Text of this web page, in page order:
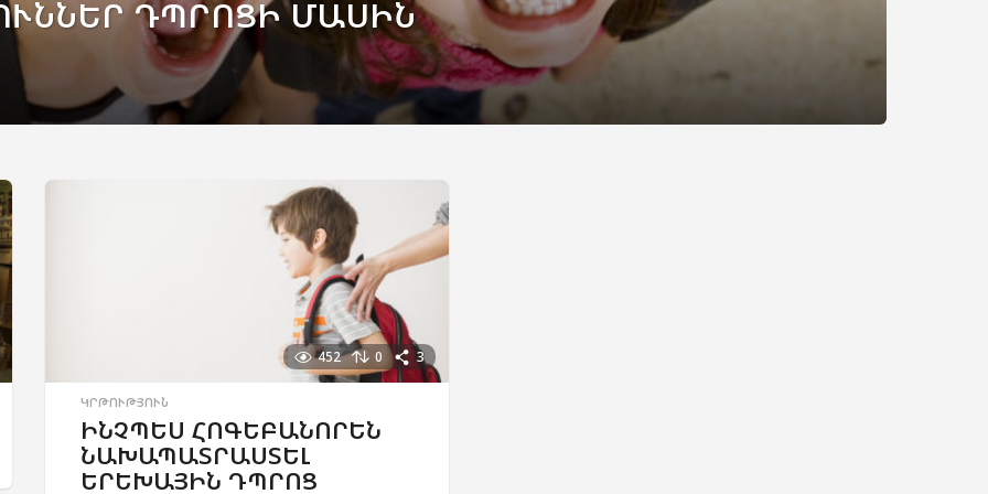
ԴՊՐՈՑԻ ՄԱՍԻՆ
452 0 3
ԿՐԹՈՒԹՅՈՒՆ
ԻՆՉՊԵՍ ՀՈԳԵԲԱՆՈՐԵՆ
ՆԱԽԱՊԱՏՐԱՍՏԵԼ
ԵՐԵԽԱՅԻՆ ԴՊՐՈՑ